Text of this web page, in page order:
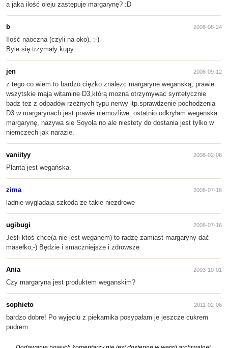
a jaka ilość oleju zastępuje margarynę? :D
b 2006-08-24
Ilość naoczna (czyli na oko). :-)
Byle się trzymały kupy.
jen 2006-09-12
z tego co wiem to bardzo cięzko znalezc margaryne weganską, prawie
wszytskie maja witamine D3,którą mozna otrzymywac syntetycznie
badz tez z odpadów rzeżnych typu nerwy itp.sprawdzenie pochodzenia
D3 w margarynach jest prawie niemozliwe. ostatnio odkryłam wegenska
margarynę, nazywa sie Soyola no ale niestety do dostania jest tylko w
niemczech jak narazie.
vaniityy 2008-02-06
Planta jest wegańska.
zima 2008-07-16
ladnie wygladaja szkoda ze takie niezdrowe
ugibugi 2008-07-16
Jeśli ktoś chce(a nie jest weganem) to radzę zamiast margaryny dać
masełko;-) Będzie i smaczniejsze i zdrowsze
Ania 2003-10-01
Czy margaryna jest produktem weganskim?
sophieto 2011-02-06
bardzo dobre! Po wyjęciu z piekarnika posypałam je jeszcze cukrem
pudrem.